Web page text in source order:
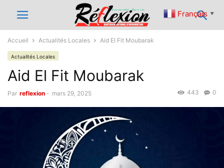
Accueil Actualités Locales Aid El Fit Moubarak
Actualités Locales
Aid El Fit Moubarak
Par reflexion - mars 29, 2025 0
443
Français ▼